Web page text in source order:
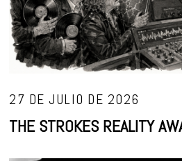
27 DE JULIO DE 2026
THE STROKES REALITY